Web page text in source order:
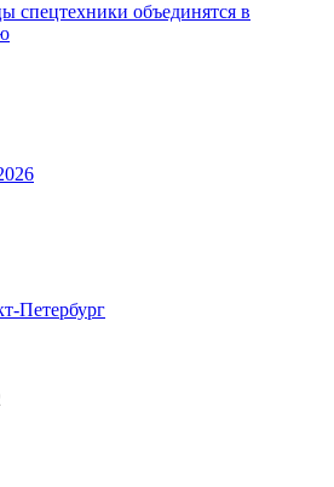
спецтехники объединятся в
Петербург